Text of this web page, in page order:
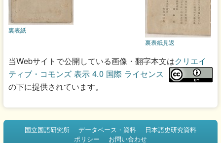
裏表紙見返
裏表紙
当Webサイトで公開している画像・翻字本文はクリエイ
ティブ・コモンズ 表示 4.0 国際 ライセンス
の下に提供されています。
国立国語研究所 データベース・資料
日本語史研究資料
ポリシー
お問い合わせ